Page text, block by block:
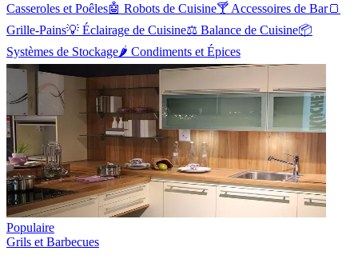
Casseroles et Poêles🤖 Robots de Cuisine🍸 Accessoires de Bar🍞
Grille-Pains💡 Éclairage de Cuisine⚖️ Balance de Cuisine📦
Systèmes de Stockage🌶️ Condiments et Épices
Populaire
Grils et Barbecues